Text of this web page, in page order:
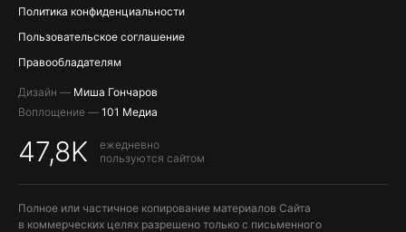
Политика конфиденциальности
Пользовательское соглашение
Правообладателям
Дизайн — Миша Гончаров
Воплощение — 101 Медиа
47,8K
ежедневно
пользуются сайтом
Полное или частичное копирование материалов Сайта
в коммерческих целях разрешено только с письменного